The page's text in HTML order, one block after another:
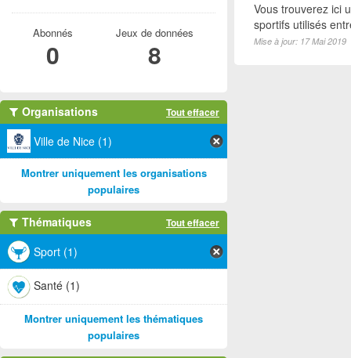
Vous trouverez ici
sportifs utilisés
Mise à jour: 17 Mai 2019
Abonnés
0
Jeux de données
8
Organisations Tout effacer
Ville de Nice (1)
Montrer uniquement les organisations
populaires
Thématiques Tout effacer
Sport (1)
Santé (1)
Montrer uniquement les thématiques
populaires